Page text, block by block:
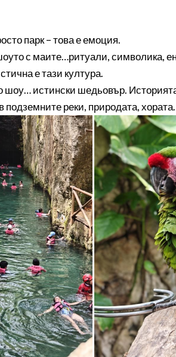
парк – това е емоция.
с маите…ритуали, символика,
е тази култура.
шоу… истински шедьовър.
подземните реки, природата,